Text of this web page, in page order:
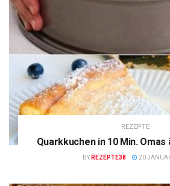
REZEPTE
Quarkkuchen in 10 Min.
BY REZEPTE38 20